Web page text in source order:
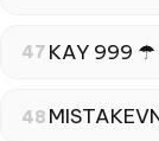
47 KAY 999 ☂
48 MISTAKEㅤ